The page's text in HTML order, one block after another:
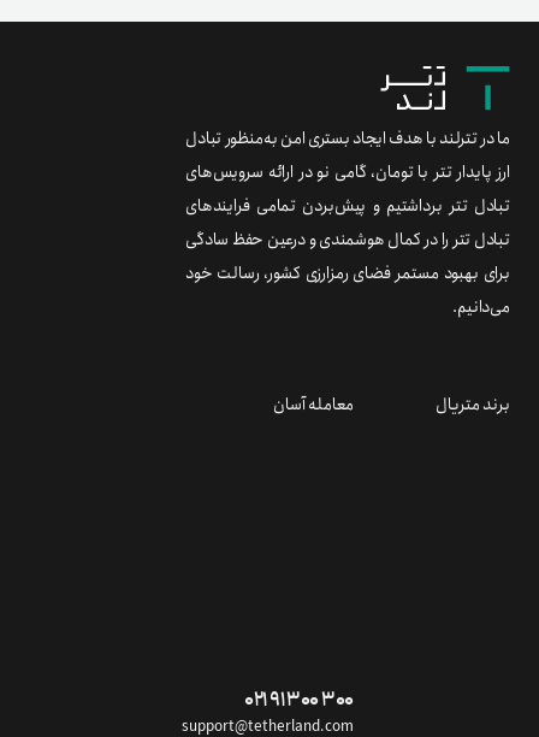
ما در تترلند با هدف ایجاد بستری امن به‌منظور تبادل
ارز پایدار تتر با تومان، گامی نو در ارائه سرویس‌های
تبادل تتر برداشتیم و پیش‌بردن تمامی فرایندهای
تبادل تتر را در کمال هوشمندی و درعین حفظ سادگی
برای بهبود مستمر فضای رمزارزی کشور، رسالت خود
می‌دانیم.
برند متریال معامله آسان
۰۲۱ ۹۱ ۳۰۰ ۳۰۰
support@tetherland.com